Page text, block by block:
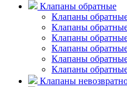
Клапаны обратные
Клапаны
Клапаны
Клапаны
Клапаны
Клапаны
Клапаны
Клапаны